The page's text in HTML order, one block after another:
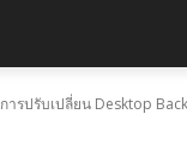
การปรับเปลี่ยน Desktop